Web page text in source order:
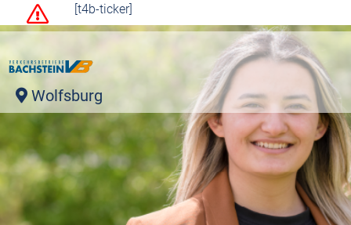
[t4b-ticker]
Wolfsburg